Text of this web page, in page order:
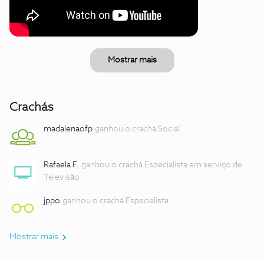
Mostrar mais
Crachás
madalenaofp ganhou o crachá Social
Rafaela F. ganhou o crachá Especialista em serviço de
Televisão
jppo ganhou o crachá Especialista
Mostrar mais